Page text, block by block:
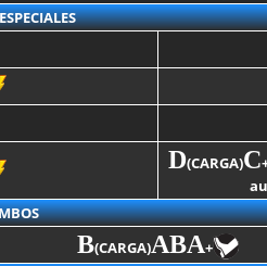
D(CARGA)C
B(CARGA)ABA+